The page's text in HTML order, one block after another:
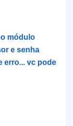
módulo
e senha
erro... vc pode